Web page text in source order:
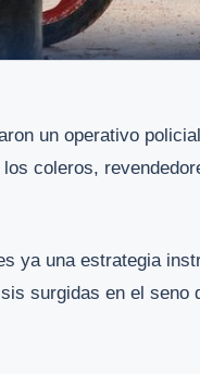
un operativo
coleros,
ya una estrategia
surgidas en el seno